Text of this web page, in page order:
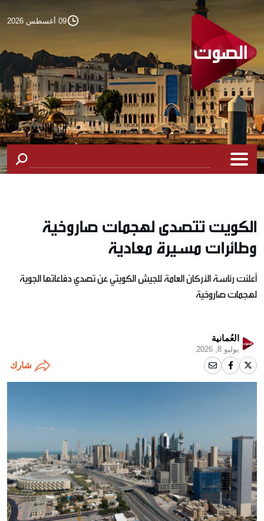
09 أغسطس 2026
الكويت تتصدى لهجمات صاروخية
وطائرات مسيرة معادية
أعلنت رئاسة الأركان العامة للجيش الكويتي عن تصدي دفاعاتها الجوية
لهجمات صاروخية
العُمانية
يوليو 8, 2026
شارك